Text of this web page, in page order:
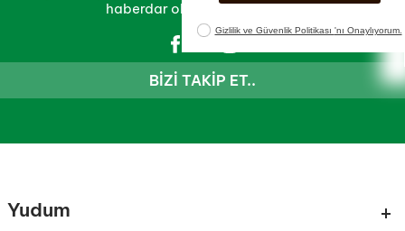
haberdar ol, fırsatları yakala!
BIZI TAKIP ET..
Yudum